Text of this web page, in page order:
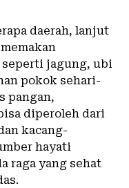
daerah, lanjut
seperti jagung, ubi
pokok sehari-
pangan,
diperoleh dari
kacang-
hayati
raga yang sehat